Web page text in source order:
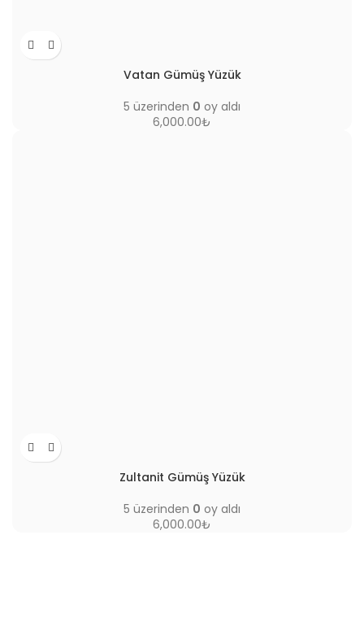
Vatan Gümüş Yüzük
5 üzerinden 0 oy aldı
6,000.00₺
Zultanit Gümüş Yüzük
5 üzerinden 0 oy aldı
6,000.00₺